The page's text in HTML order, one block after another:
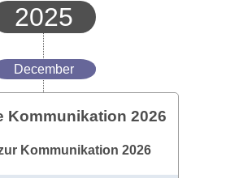
2025
December
Kommunikation 2026
Kommunikation 2026